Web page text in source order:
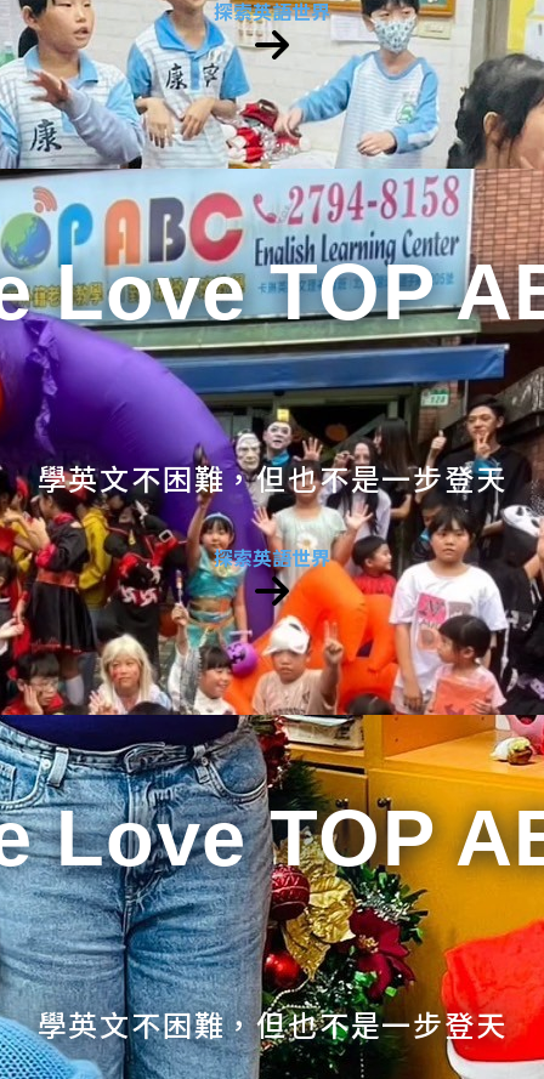
探索英語世界
Love TOP
學英文不困難，但也不是一步登天
探索英語世界
Love TOP
學英文不困難，但也不是一步登天